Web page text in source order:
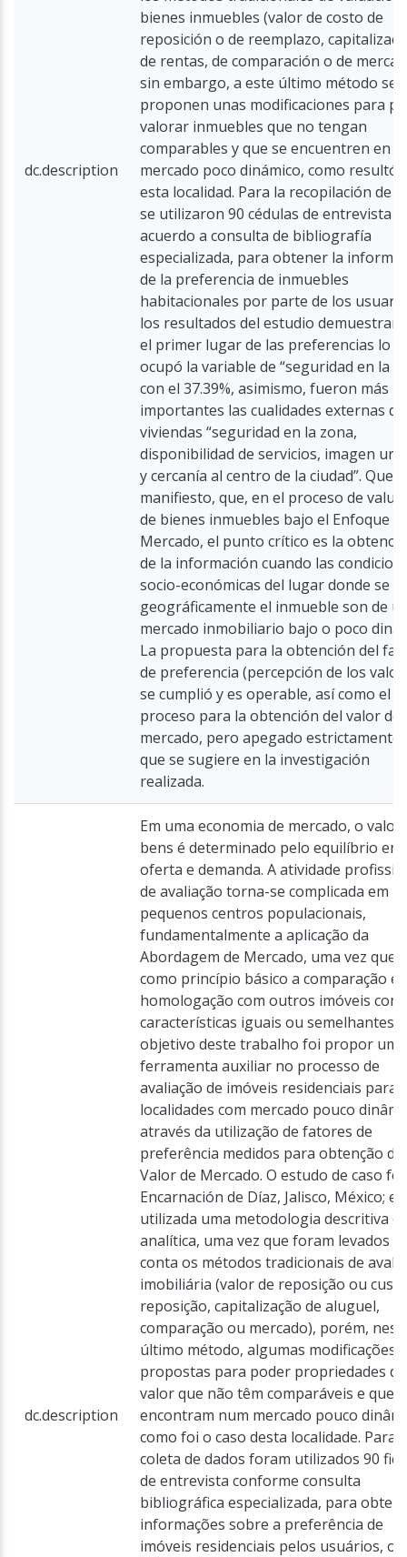
dc.description
bienes inmuebles (valor de costo de
reposición o de reemplazo,
de rentas, de comparación o de
sin embargo, a este último método se
proponen unas modificaciones para
valorar inmuebles que no tengan
comparables y que se encuentren en
mercado poco dinámico, como resultó
esta localidad. Para la recopilación de
se utilizaron 90 cédulas de entrevista
acuerdo a consulta de bibliografía
especializada, para obtener la
de la preferencia de inmuebles
habitacionales por parte de los
los resultados del estudio demuestran
el primer lugar de las preferencias lo
ocupó la variable de “seguridad en la
con el 37.39%, asimismo, fueron más
importantes las cualidades externas
viviendas “seguridad en la zona,
disponibilidad de servicios, imagen
y cercanía al centro de la ciudad”.
manifiesto, que, en el proceso de
de bienes inmuebles bajo el Enfoque
Mercado, el punto crítico es la
de la información cuando las
socio-económicas del lugar donde se
geográficamente el inmueble son de
mercado inmobiliario bajo o poco
La propuesta para la obtención del
de preferencia (percepción de los
se cumplió y es operable, así como el
proceso para la obtención del valor de
mercado, pero apegado estrictamente
que se sugiere en la investigación
realizada.
dc.description
Em uma economia de mercado, o valor
bens é determinado pelo equilíbrio
oferta e demanda. A atividade
de avaliação torna-se complicada em
pequenos centros populacionais,
fundamentalmente a aplicação da
Abordagem de Mercado, uma vez que
como princípio básico a comparação e
homologação com outros imóveis com
características iguais ou semelhantes.
objetivo deste trabalho foi propor uma
ferramenta auxiliar no processo de
avaliação de imóveis residenciais para
localidades com mercado pouco
através da utilização de fatores de
preferência medidos para obtenção do
Valor de Mercado. O estudo de caso foi
Encarnación de Díaz, Jalisco, México; e
utilizada uma metodologia descritiva e
analítica, uma vez que foram levados
conta os métodos tradicionais de
imobiliária (valor de reposição ou
reposição, capitalização de aluguel,
comparação ou mercado), porém,
último método, algumas modificações
propostas para poder propriedades de
valor que não têm comparáveis ​​e que
encontram num mercado pouco
como foi o caso desta localidade. Para a
coleta de dados foram utilizados 90
de entrevista conforme consulta
bibliográfica especializada, para obter
informações sobre a preferência de
imóveis residenciais pelos usuários, os